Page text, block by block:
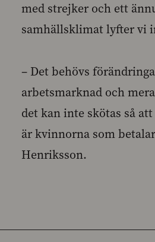
med strejker och ett
samhällsklimat lyfter vi
– Det behövs
arbetsmarknad och
det kan inte skötas så
är kvinnorna som
Henriksson.